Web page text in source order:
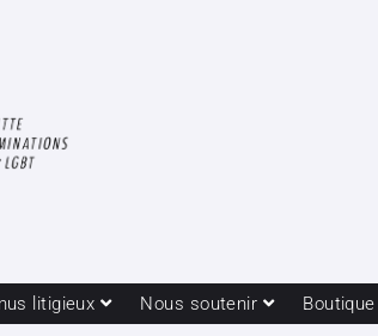
litigieux Nous soutenir Boutique